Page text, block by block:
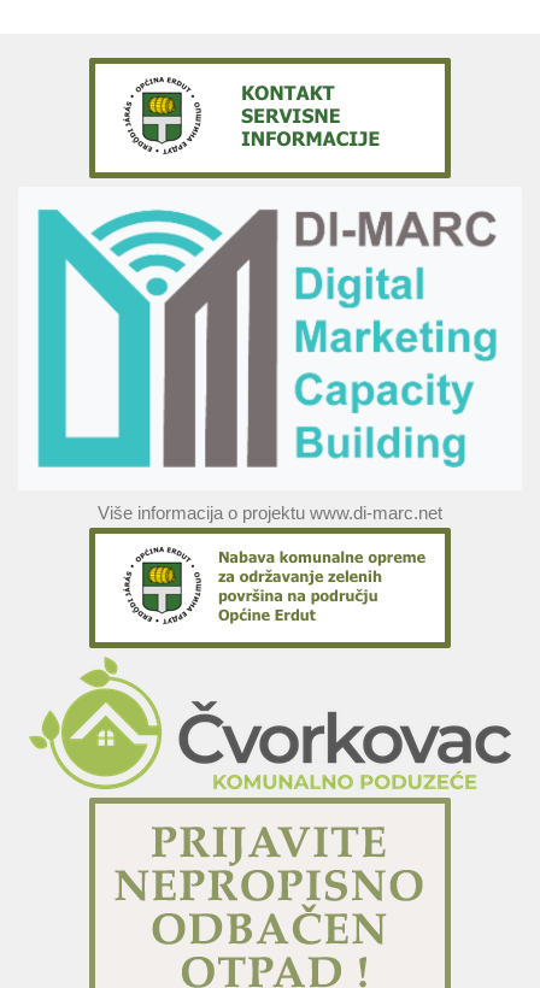
Više informacija o projektu www.di-marc.net